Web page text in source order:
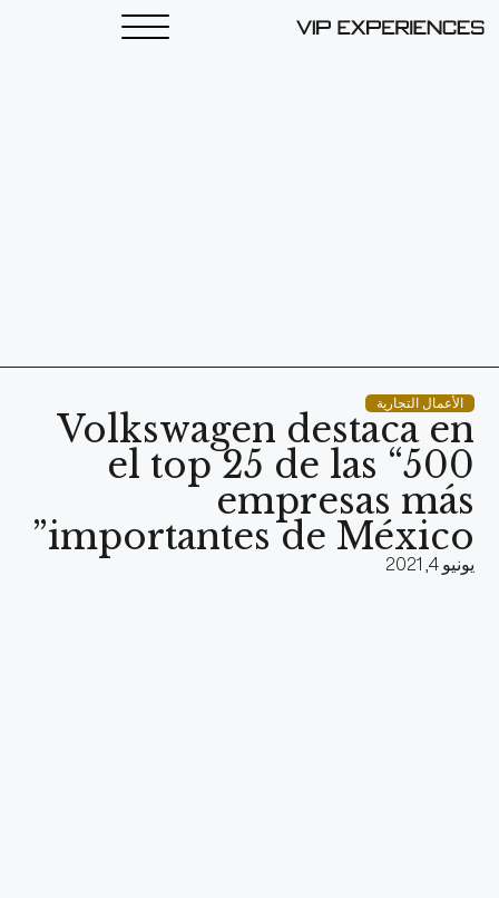
الأعمال التجارية
Volkswagen destaca en
el top 25 de las “500
empresas más
importantes de México”
يونيو 4, 2021